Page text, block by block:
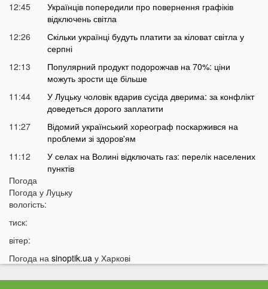
12:45
Українців попередили про повернення графіків
відключень світла
12:26
Скільки українці будуть платити за кіловат світла у
серпні
12:13
Популярний продукт подорожчав на 70%: ціни
можуть зрости ще більше
11:44
У Луцьку чоловік вдарив сусіда дверима: за конфлікт
доведеться дорого заплатити
11:27
Відомий український хореограф поскаржився на
проблеми зі здоров'ям
11:12
У селах на Волині відключать газ: перелік населених
пунктів
10:56
10:43
10:11
На Волині два дні вируватиме аномалія
09:38
Українці можуть залишитися без пенсій через
Погода
Погода у Луцьку
вологість:
тиск:
вітер:
Погода на sinoptik.ua у Харкові